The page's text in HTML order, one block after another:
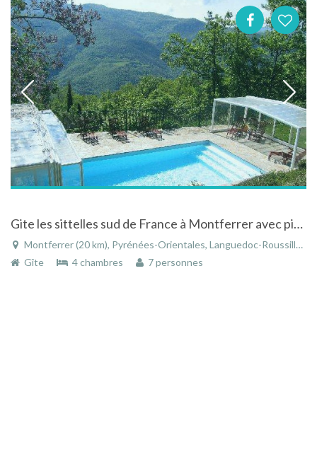
Gite les sittelles sud de France à Montferrer avec piscine privative couverte chauffée
Montferrer (20 km), Pyrénées-Orientales, Languedoc-Roussillon, Occitanie, France
Gîte
4 chambres 7 personnes